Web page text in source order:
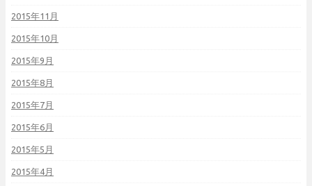
2015年11月
2015年10月
2015年9月
2015年8月
2015年7月
2015年6月
2015年5月
2015年4月